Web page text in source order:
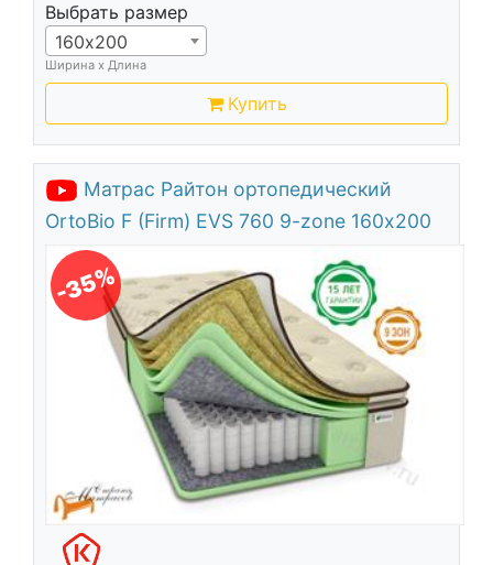
Выбрать размер
160х200
Ширина х Длина
Купить
Матрас Райтон ортопедический
OrtoBio F (Firm) EVS 760 9-zone 160х200
-35%